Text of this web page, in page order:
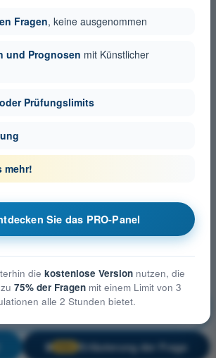
betriebliche Maßnahmen zur
🔒 Erläuterung der Frage
Fragen, keine ausgenommen
und Prognosen mit Künstlicher
Prüfungslimits
mehr!
Sie das PRO-Panel
die kostenlose Versionnutzen, die
75% der Fragenmit einem Limit von 3
alle 2 Stunden bietet.